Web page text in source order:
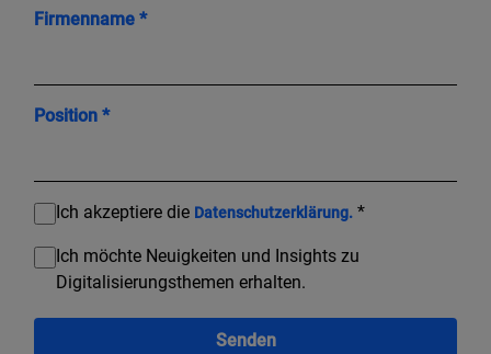
Firmenname *
Position *
Ich akzeptiere die Datenschutzerklärung. *
Ich möchte Neuigkeiten und Insights zu
Digitalisierungsthemen erhalten.
Senden